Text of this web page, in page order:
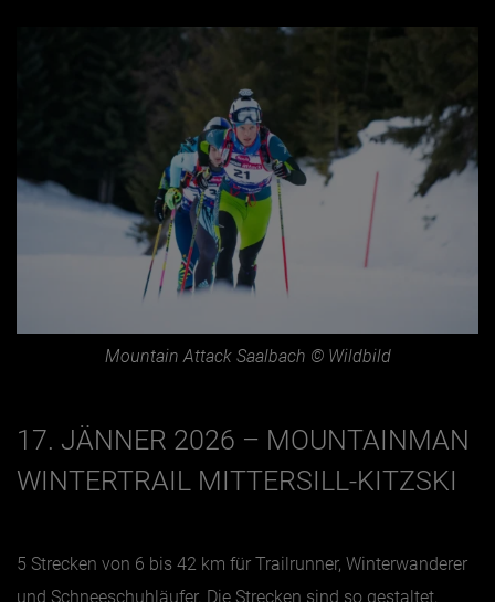
Mountain Attack Saalbach © Wildbild
17. JÄNNER 2026 – MOUNTAINMAN
WINTERTRAIL MITTERSILL-KITZSKI
5 Strecken von 6 bis 42 km für Trailrunner, Winterwanderer
und Schneeschuhläufer. Die Strecken sind so gestaltet,